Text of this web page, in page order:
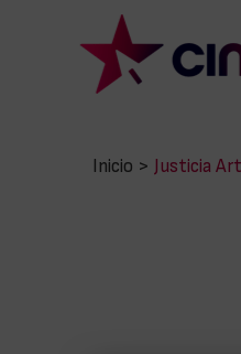
Inicio > Justicia